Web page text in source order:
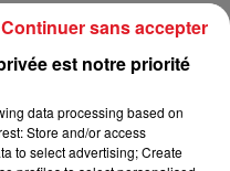
ont découvert le
était recroquevillé à
enveloppé dans des
premiers éléments
à plusieurs mois.
le domicile vendredi
est notre priorité
data processing based on
Store and/or access
to select advertising; Create
Continuer sans accepter